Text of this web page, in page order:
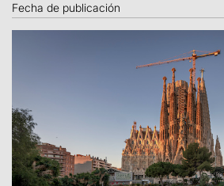
Fecha de publicación